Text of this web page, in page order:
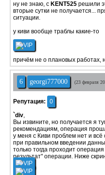
ну не знаю, с KENT525 решили
вторые сутки не получается...
ситуации.
у киви вообще траблы какие-то
причём не о плановых работах,
6 georgi777000 (23 февраля
Репутация:
0
`div,
Вы извините, но получается я
рекомендациям, операция
у меня с Киви проблем нет и
при правильном введении
только тогда проходит
результат" операции. Ниже